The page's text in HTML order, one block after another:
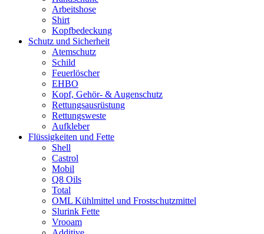
Arbeitshose
Shirt
Kopfbedeckung
Schutz und Sicherheit
Atemschutz
Schild
Feuerlöscher
EHBO
Kopf, Gehör- & Augenschutz
Rettungsausrüstung
Rettungsweste
Aufkleber
Flüssigkeiten und Fette
Shell
Castrol
Mobil
Q8 Oils
Total
OML Kühlmittel und Frostschutzmittel
Slurink Fette
Vrooam